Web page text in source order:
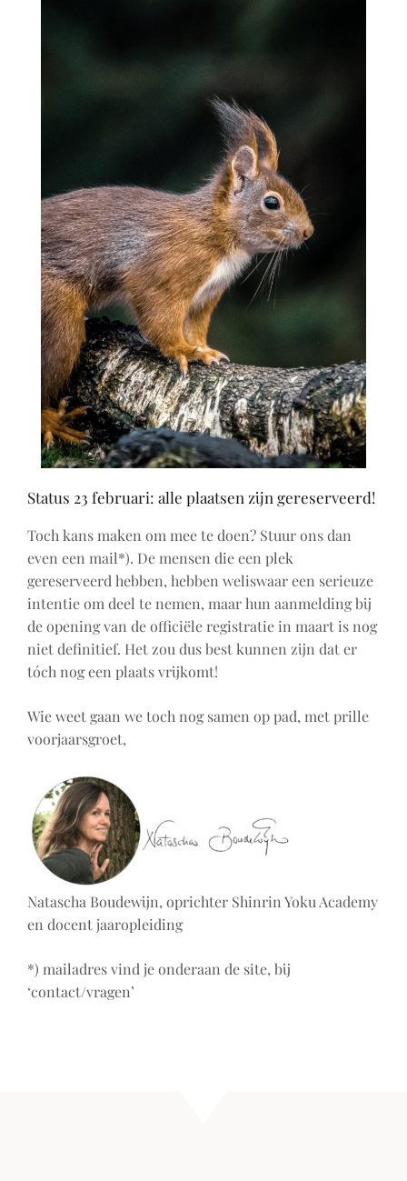
Status 23 februari: alle plaatsen zijn gereserveerd!
Toch kans maken om mee te doen? Stuur ons dan
even een mail*). De mensen die een plek
gereserveerd hebben, hebben weliswaar een serieuze
intentie om deel te nemen, maar hun aanmelding bij
de opening van de officiële registratie in maart is nog
niet definitief. Het zou dus best kunnen zijn dat er
tóch nog een plaats vrijkomt!
Wie weet gaan we toch nog samen op pad, met prille
voorjaarsgroet,
Natascha Boudewijn, oprichter Shinrin Yoku Academy
en docent jaaropleiding
*) mailadres vind je onderaan de site, bij
‘contact/vragen’